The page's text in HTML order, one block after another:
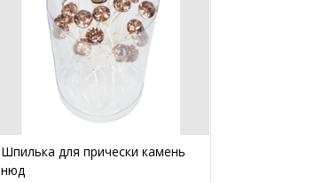
Шпилька для прически камень
нюд